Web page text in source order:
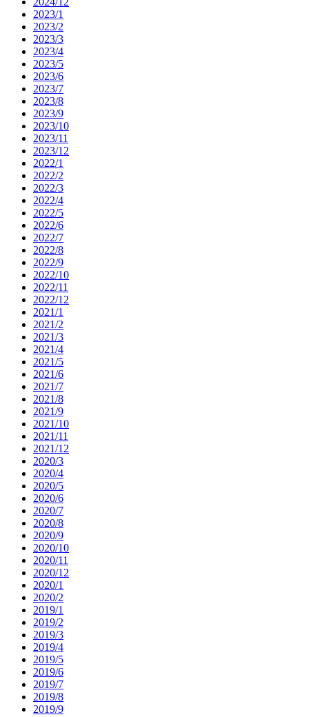
2023/1
2023/2
2023/3
2023/4
2023/5
2023/6
2023/7
2023/8
2023/9
2023/10
2023/11
2023/12
2022/1
2022/2
2022/3
2022/4
2022/5
2022/6
2022/7
2022/8
2022/9
2022/10
2022/11
2022/12
2021/1
2021/2
2021/3
2021/4
2021/5
2021/6
2021/7
2021/8
2021/9
2021/10
2021/11
2021/12
2020/3
2020/4
2020/5
2020/6
2020/7
2020/8
2020/9
2020/10
2020/11
2020/12
2020/1
2020/2
2019/1
2019/2
2019/3
2019/4
2019/5
2019/6
2019/7
2019/8
2019/9